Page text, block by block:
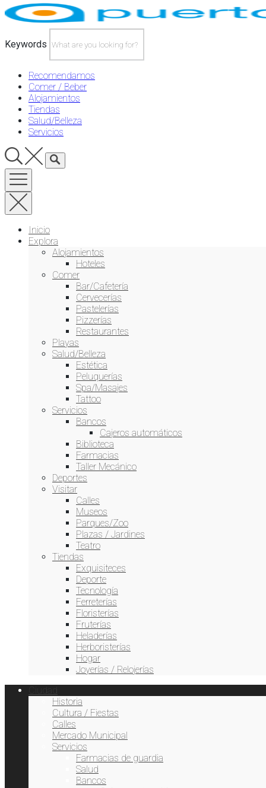
Skip
to
Keywords
Recomendamos
Comer / Beber
Alojamientos
Tiendas
Salud/Belleza
Servicios
Inicio
Explora
Alojamientos
Hoteles
Comer
Bar/Cafetería
Cervecerías
Pastelerías
Pizzerías
Restaurantes
Playas
Salud/Belleza
Estética
Peluquerías
Spa/Masajes
Tattoo
Servicios
Bancos
Cajeros automáticos
Biblioteca
Farmacias
Taller Mecánico
Deportes
Visitar
Calles
Museos
Parques/Zoo
Plazas / Jardines
Teatro
Tiendas
Exquisiteces
Deporte
Tecnología
Ferreterías
Floristerías
Fruterías
Heladerías
Herboristerías
Hogar
Joyerías / Relojerías
Ciudad
Historia
Cultura / Fiestas
Calles
Mercado Municipal
Servicios
Farmacias de guardia
Salud
Bancos